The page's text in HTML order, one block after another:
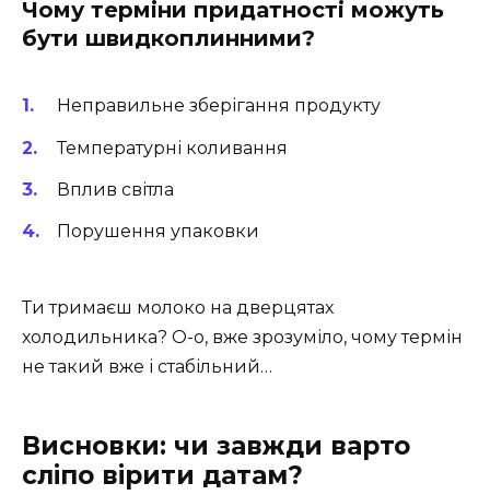
Чому терміни придатності можуть
бути швидкоплинними?
Неправильне зберігання продукту
Температурні коливання
Вплив світла
Порушення упаковки
Ти тримаєш молоко на дверцятах
холодильника? О-о, вже зрозуміло, чому термін
не такий вже і стабільний…
Висновки: чи завжди варто
сліпо вірити датам?